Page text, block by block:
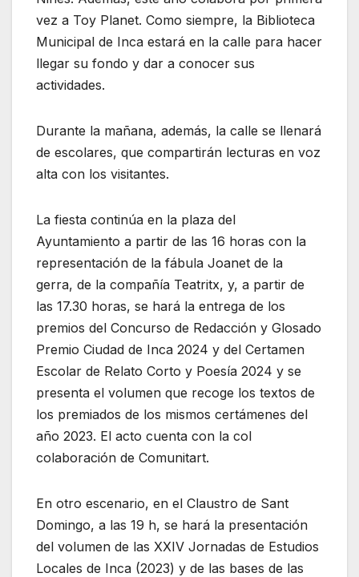
vez a Toy Planet. Como siempre, la Biblioteca
Municipal de Inca estará en la calle para hacer
llegar su fondo y dar a conocer sus
actividades.
Durante la mañana, además, la calle se llenará
de escolares, que compartirán lecturas en voz
alta con los visitantes.
La fiesta continúa en la plaza del
Ayuntamiento a partir de las 16 horas con la
representación de la fábula Joanet de la
gerra, de la compañía Teatritx, y, a partir de
las 17.30 horas, se hará la entrega de los
premios del Concurso de Redacción y Glosado
Premio Ciudad de Inca 2024 y del Certamen
Escolar de Relato Corto y Poesía 2024 y se
presenta el volumen que recoge los textos de
los premiados de los mismos certámenes del
año 2023. El acto cuenta con la col
colaboración de Comunitart.
En otro escenario, en el Claustro de Sant
Domingo, a las 19 h, se hará la presentación
del volumen de las XXIV Jornadas de Estudios
Locales de Inca (2023) y de las bases de las